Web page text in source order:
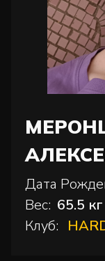
Дата
Вес: 65.5 кг
Клуб: